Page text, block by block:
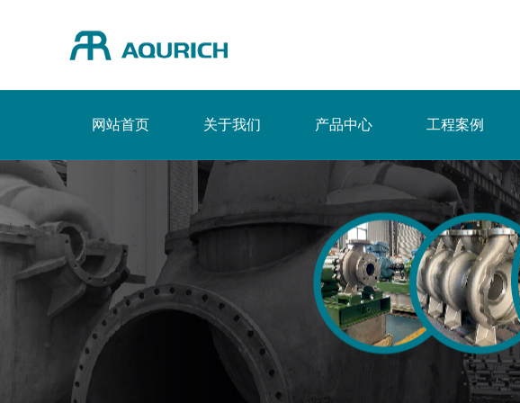
网站首页 关于我们 产品中心 工程案例